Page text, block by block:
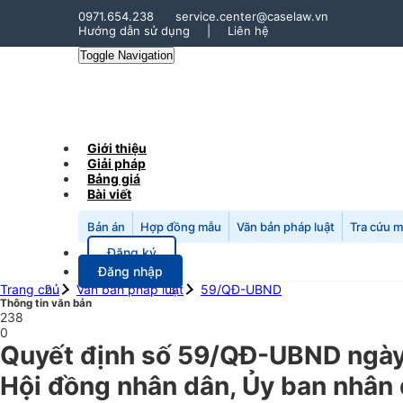
0971.654.238
service.center@caselaw.vn
Hướng dẫn sử dụng
Liên hệ
Toggle Navigation
Giới thiệu
Giải pháp
Bảng giá
Bài viết
Bản án Hợp đồng mẫu Văn bản pháp luật Tra cứu
Đăng ký
Đăng nhập
Trang chủ
Văn bản pháp luật 59/QĐ-UBND
Thông tin văn bản
238
0
Quyết định số 59/QĐ-UBND
Hội đồng nhân dân, Ủy ban